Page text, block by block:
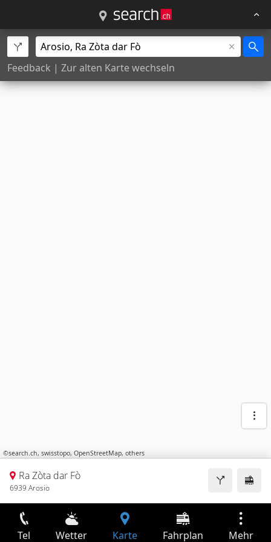
Feedback | Zur alten Karte wechseln
©search.ch, swisstopo, OpenStreetMap, others
Ra Zòta dar Fò
6939 Arosio
Tel Wetter Karte Fahrplan Mehr